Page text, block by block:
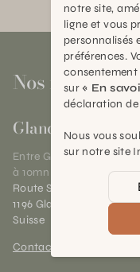
Nos magasins
Gland
Entre Genève et
à 10mn de Nyon
Route Suisse 40
1196 Gland (VD)
Suisse
Contact et horaires
notre site,
ligne et vous
personnalisés
préférences.
sur « En
déclaration
Nous vous
sur notre site